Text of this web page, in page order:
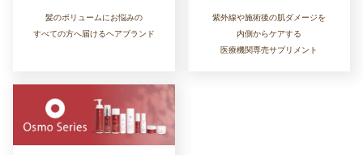
髪のボリュームにお悩みの
すべての方へ届けるヘアブランド
紫外線や施術後の肌ダメージを
内側からケアする
医療機関専売サプリメント